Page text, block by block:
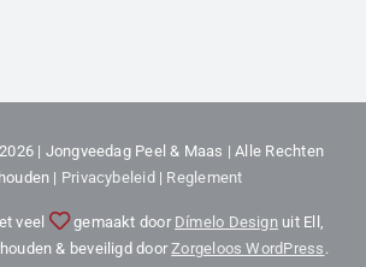
| Jongveedag Peel & Maas | Alle Rechten
| Privacybeleid| Reglement
veel gemaakt door Dímelo Designuit Ell,
& beveiligd doorZorgeloos WordPress .